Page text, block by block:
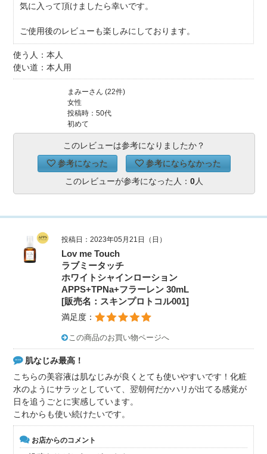
気に入って頂けましたら幸いです。
ご使用後のレビューも楽しみにしております。
使う人：本人
使い道：本人用
まみーさん (22件)
女性
投稿時：50代
初めて
このレビューは参考になりましたか？
参考になった
参考にならなかった
このレビューが参考になった人： 0人
投稿日：2023年05月21日（日）
Lov me Touch
ラブミータッチ
ホワイトシャインローション
APPS+TPNa+フラーレン 30mL
[販売名：スキンプロトコル001]
満足度：
この商品のお買い物ページへ
肌なじみ最高！
こちらの美容液は肌なじみが良くとても使いやすいです！化粧
水のようにサラッとしていて、翌朝何だかハリが出てる感覚が
日を追うごとに実感しています。
これからも使い続けたいです。
お店からのコメント